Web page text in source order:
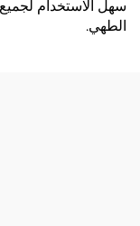
سهل الاستخدام
الطهي.